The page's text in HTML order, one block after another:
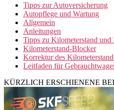
Tipps zur Autoversicherung
Autopflege und Wartung
Allgemein
Anleitungen
Tipps zu Kilometerstand und
Kilometerstand-Blocker
Korrektur des
Leitfaden für
KÜRZLICH ERSCHIENENE